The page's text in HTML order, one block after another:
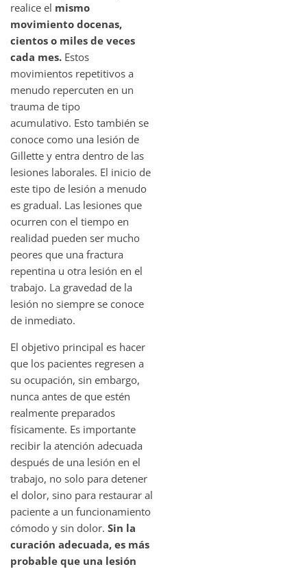
realice el mismo
movimiento docenas,
cientos o miles de veces
cada mes. Estos
movimientos repetitivos a
menudo repercuten en un
trauma de tipo
acumulativo. Esto también se
conoce como una lesión de
Gillette y entra dentro de las
lesiones laborales. El inicio de
este tipo de lesión a menudo
es gradual. Las lesiones que
ocurren con el tiempo en
realidad pueden ser mucho
peores que una fractura
repentina u otra lesión en el
trabajo. La gravedad de la
lesión no siempre se conoce
de inmediato.
El objetivo principal es hacer
que los pacientes regresen a
su ocupación, sin embargo,
nunca antes de que estén
realmente preparados
físicamente. Es importante
recibir la atención adecuada
después de una lesión en el
trabajo, no solo para detener
el dolor, sino para restaurar al
paciente a un funcionamiento
cómodo y sin dolor. Sin la
curación adecuada, es más
probable que una lesión